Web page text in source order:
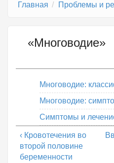
Главная Проблемы и
«Многоводие»
Многоводие:
Многоводие:
Симптомы и
‹ Кровотечения во
второй половине
беременности